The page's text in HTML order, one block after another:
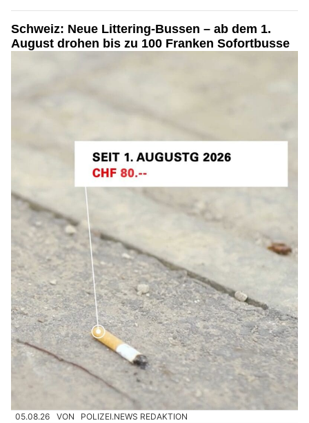
Schweiz: Neue Littering-Bussen – ab dem 1.
August drohen bis zu 100 Franken Sofortbusse
05.08.26 VON POLIZEI.NEWS REDAKTION